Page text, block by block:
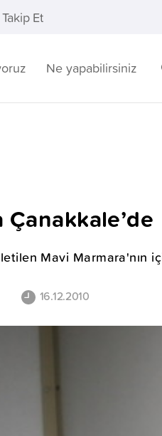
Takip Et
Ne yapabilirsiniz
Mavi Marmara'nın
16.12.2010